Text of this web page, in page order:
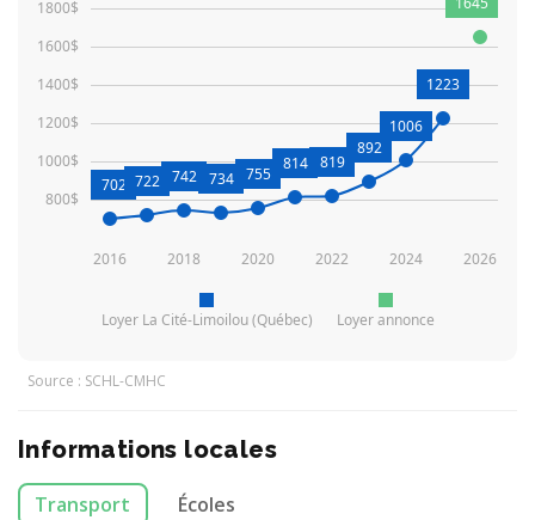
Loyer La Cité-Limoilou (Québec) Loyer annonce
2016 2018 2020 2022 2024 2026
800$
1000$
1200$
1400$
1600$
1800$
702 722 742 734 755
814 819
892
1006
1223
Source : SCHL-CMHC
Informations locales
Transport Écoles